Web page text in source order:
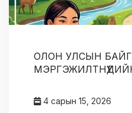
ОЛОН УЛСЫН
4 сарын 15, 2026